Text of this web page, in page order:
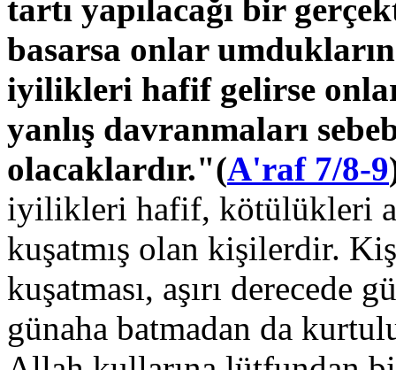
tartı yapılacağı bir
basarsa onlar
iyilikleri hafif gelirse
yanlış davranmaları
olacaklardır."(A'raf 7/8-9
iyilikleri hafif, kötülükleri
kuşatmış olan kişilerdir.
kuşatması, aşırı derecede
günaha batmadan da